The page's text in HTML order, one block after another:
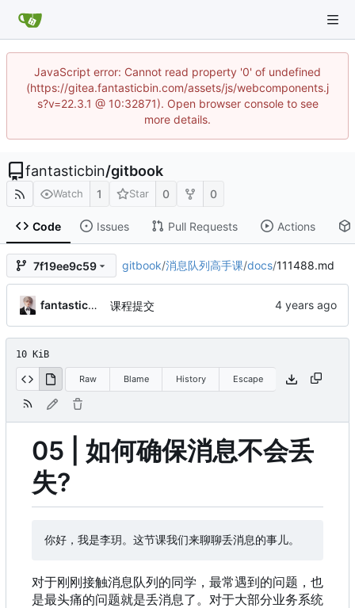
JavaScript error: Cannot read property '0' of undefined
(https://gitea.fantasticbin.com/assets/js/webcomponents.j
s?v=22.3.1 @ 10:32871). Open browser console to see
more details.
fantasticbin/gitbook
Watch 1 Star 0 0
Code Issues Pull Requests Actions
7f19ee9c59 gitbook/消息队列高手课/docs/111488.md
fantasticbin 课程提交
10 KiB
Raw Blame History Escape
05 | 如何确保消息不会丢
失?
对于刚刚接触消息队列的同学，最常遇到的问题，也
是最头痛的问题就是丢消息了。对于大部分业务系统